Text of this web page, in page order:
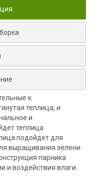
к
теплица, и
и
теплица
подойдет для
выращивания зелени.
парника
и воздействия влаги.